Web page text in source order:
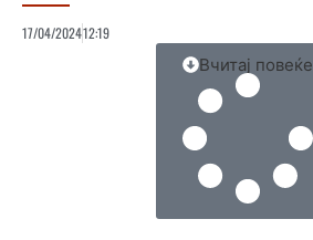
17/04/202412:19
Вчитај повеќе